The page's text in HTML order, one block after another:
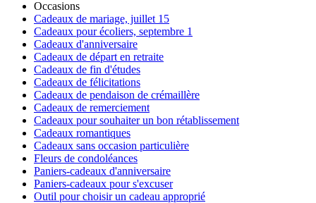
Occasions
Cadeaux de mariage, juillet 15
Cadeaux pour écoliers, septembre 1
Cadeaux d'anniversaire
Cadeaux de départ en retraite
Cadeaux de fin d'études
Cadeaux de félicitations
Cadeaux de pendaison de crémaillère
Cadeaux de remerciement
Cadeaux pour souhaiter un bon rétablissement
Cadeaux romantiques
Cadeaux sans occasion particulière
Fleurs de condoléances
Paniers-cadeaux d'anniversaire
Paniers-cadeaux pour s'excuser
Outil pour choisir un cadeau approprié